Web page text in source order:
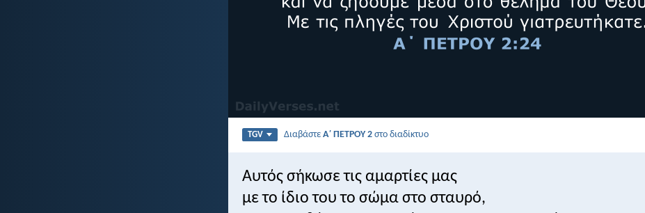
TGV ΔιαβάστεΑ΄ ΠΕΤΡΟΥ 2 στο διαδίκτυο
Αυτός σήκωσε τις αμαρτίες μας
με το ίδιο του το σώμα στο σταυρό,